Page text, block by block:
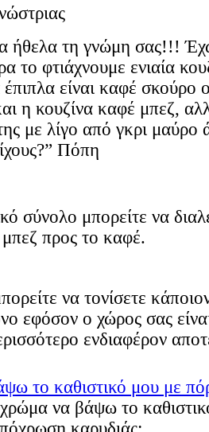
ήθελα τη γνώμη σας!!!
το φτιάχνουμε ενιαία
έπιπλα είναι καφέ σκούρο
η κουζίνα καφέ μπεζ,
με λίγο από γκρι
Πόπη
σύνολο μπορείτε να
προς το καφέ.
να τονίσετε
εφόσον ο χώρος σας
ενδιαφέρον
το καθιστικό μου με